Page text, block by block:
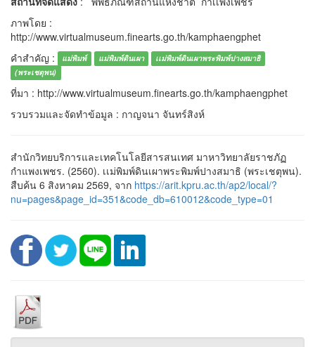
ภาพโดย :
http://www.virtualmuseum.finearts.go.th/kamphaengphet
คำสำคัญ :
แม่พิมพ์ แม่พิมพ์ดินเผา
เเม่พิมพ์ดินเผาพระพิมพ์ปางสมาธิ
(พระเชตุพน)
ที่มา : http://www.virtualmuseum.finearts.go.th/kamphaengphet
รวบรวมและจัดทำข้อมูล : กาญจนา จันทร์สิงห์
สำนักวิทยบริการและเทคโนโลยีสารสนเทศ มาหาวิทยาลัยราชภัฏ
กำแพงเพชร. (2560). เเม่พิมพ์ดินเผาพระพิมพ์ปางสมาธิ (พระเชตุพน).
สืบค้น 6 สิงหาคม 2569, จาก https://arit.kpru.ac.th/ap2/local/?
nu=pages&page_id=351&code_db=610012&code_type=01